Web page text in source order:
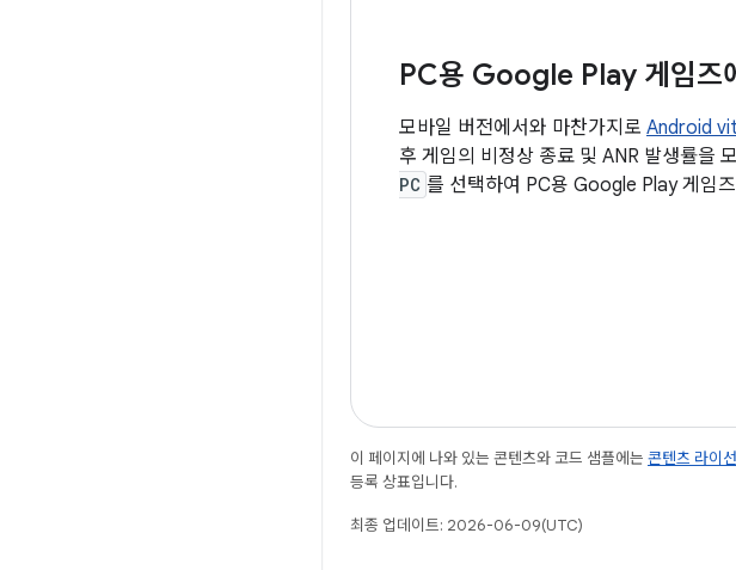
PC용 Google Play 게임즈
모바일 버전에서와 마찬가지로 Android
후 게임의 비정상 종료 및 ANR 발생률을
PC 를 선택하여 PC용 Google Play 게임
이 페이지에 나와 있는 콘텐츠와 코드 샘플에는 콘텐츠 라이
등록 상표입니다.
최종 업데이트: 2026-06-09(UTC)